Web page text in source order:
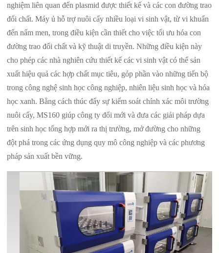
nghiệm liên quan đến plasmid được thiết kế và các con đường trao
đổi chất. Máy ủ hỗ trợ nuôi cấy nhiều loại vi sinh vật, từ vi khuẩn
đến nấm men, trong điều kiện cần thiết cho việc tối ưu hóa con
đường trao đổi chất và kỹ thuật di truyền. Những điều kiện này
cho phép các nhà nghiên cứu thiết kế các vi sinh vật có thể sản
xuất hiệu quả các hợp chất mục tiêu, góp phần vào những tiến bộ
trong công nghệ sinh học công nghiệp, nhiên liệu sinh học và hóa
học xanh. Bằng cách thúc đẩy sự kiểm soát chính xác môi trường
nuôi cấy, MS160 giúp công ty đổi mới và đưa các giải pháp dựa
trên sinh học tổng hợp mới ra thị trường, mở đường cho những
đột phá trong các ứng dụng quy mô công nghiệp và các phương
pháp sản xuất bền vững.